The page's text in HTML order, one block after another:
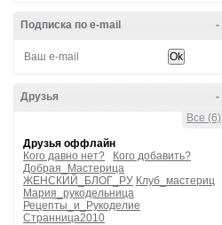
-
Подписка по e-mail
-
Друзья
Все (6)
Друзья оффлайн
Кого давно нет?
Кого добавить?
Добрая_Мастерица
ЖЕНСКИЙ_БЛОГ_РУ Клуб_мастериц
Мария_рукодельница
Рецепты_и_Рукоделие
Странница2010